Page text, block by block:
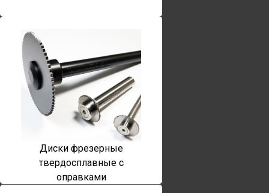
Диски фрезерные
твердосплавные с
оправками